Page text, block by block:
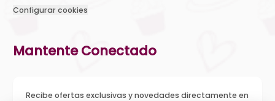
Configurar cookies
Mantente Conectado
Recibe ofertas exclusivas y novedades directamente en